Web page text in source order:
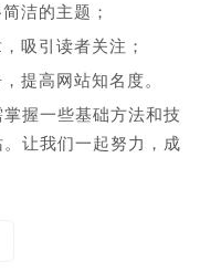
洁的主题；
吸引读者关注；
提高网站知名度。
握一些基础方法和技
让我们一起努力，成